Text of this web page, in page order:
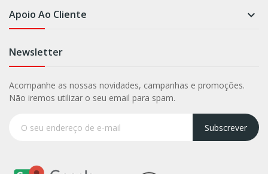
Apoio Ao Cliente 
Newsletter
Acompanhe as nossas novidades, campanhas e promoções.
Não iremos utilizar o seu email para spam.
Subscrever